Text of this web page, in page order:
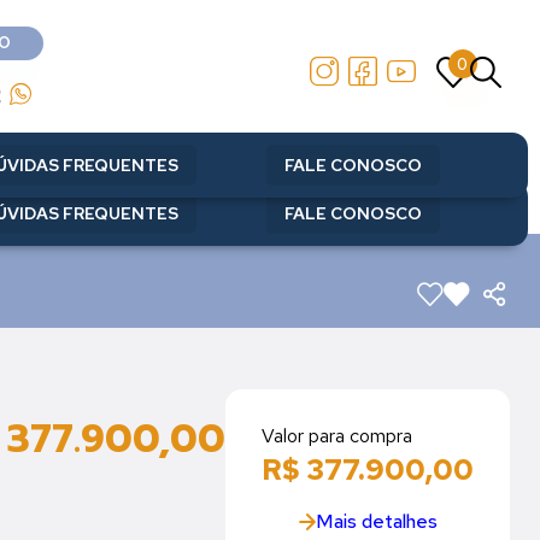
0
FREQUENTES FALE CONOSCO
0
FREQUENTES FALE CONOSCO
Valor para compra
R$ 377.900,00
Mais detalhes